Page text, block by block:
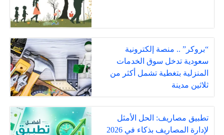
“بروكر” .. منصة إلكترونية
سعودية تدخل سوق الخدمات
المنزلية بتغطية تشمل أكثر من
ثلاثين مدينة
تطبيق مصاريف: الحل الأمثل
لإدارة المصاريف بذكاء في 2026